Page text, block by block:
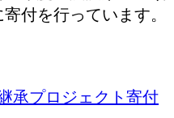
付を行っています。
承プロジェクト寄付